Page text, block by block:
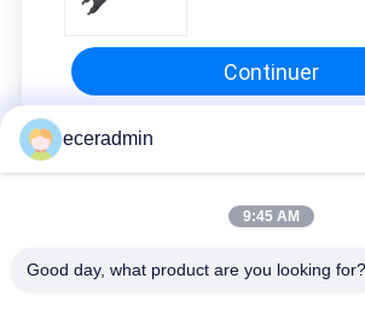
Continuer
Parement en acier
Coffret cadeau pour filles boîte
Coffret cadeau pour filles boîte d'emballage
eceradmin
9:45 AM
Good day, what product are you looking for?